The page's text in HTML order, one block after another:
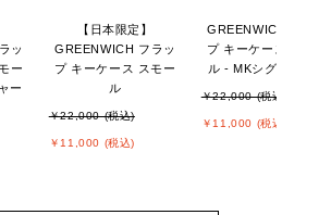
ッ
ー
ー
【日本限定】
GREENWICH フラッ
プ キーケース スモー
ル
￥22,000 (税込)
￥11,000 (税込)
GREENWICH フラッ
プ キーケース スモー
ル - MKシグネチャー
￥22,000 (税込)
￥11,000 (税込)